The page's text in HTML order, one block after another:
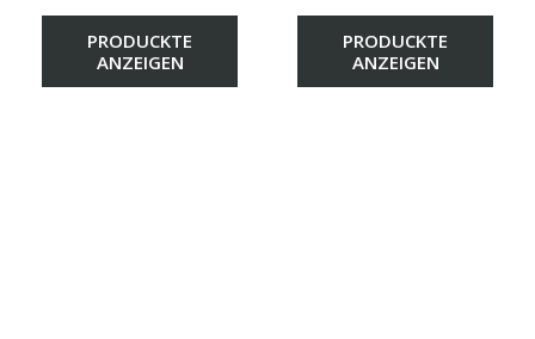
PRODUCKTE
ANZEIGEN
PRODUCKTE
ANZEIGEN